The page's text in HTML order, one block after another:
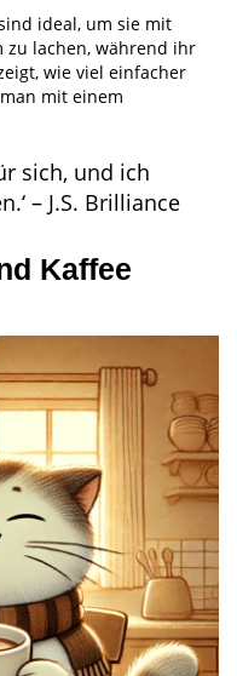
ideal, um sie mit
zu lachen, während ihr
wie viel einfacher
mit einem
sich, und ich
– J.S. Brilliance
Kaffee